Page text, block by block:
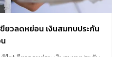
ยวลดหย่อน เงินสมทบประกัน